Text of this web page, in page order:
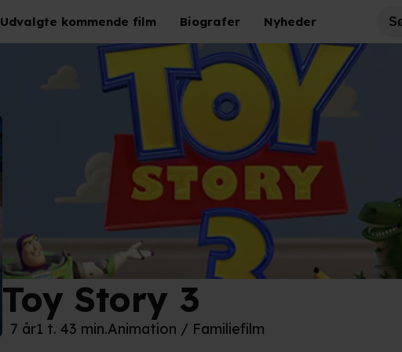
Udvalgte kommende film Biografer Nyheder
©Disney
Toy Story 3
7 år1 t. 43 min.Animation / Familiefilm